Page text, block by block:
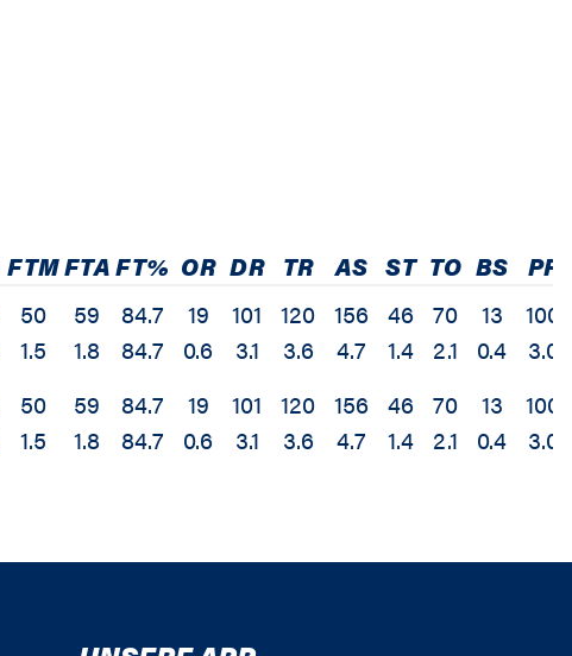
FTMFTAFT% OR DR TR AS ST TO BS PF
50
1.5
59
1.8
84.7
84.7
19
0.6
101
3.1
120
3.6
156
4.7
46
1.4
70
2.1
13
0.4
100
3.0
50
1.5
59
1.8
84.7
84.7
19
0.6
101
3.1
120
3.6
156
4.7
46
1.4
70
2.1
13
0.4
100
3.0